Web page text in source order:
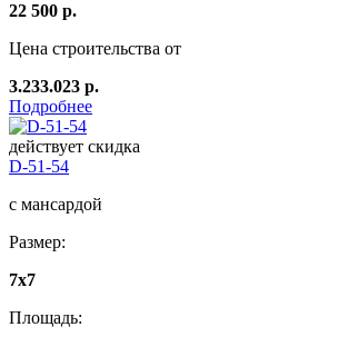
22 500 р.
Цена строительства от
3.233.023 р.
Подробнее
действует скидка
D-51-54
с мансардой
Размер:
7х7
Площадь: